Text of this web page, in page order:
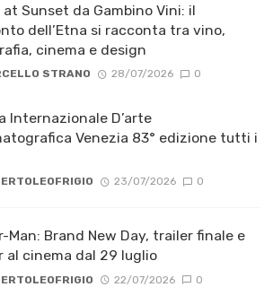
at Sunset da Gambino Vini: il
dell’Etna si racconta tra vino,
cinema e design
STRANO 28/07/2026 0
Internazionale D’arte
Venezia 83° edizione tutti i
23/07/2026 0
Man: Brand New Day, trailer finale e
al cinema dal 29 luglio
22/07/2026 0